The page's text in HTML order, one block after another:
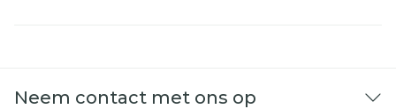
Neem contact met ons op